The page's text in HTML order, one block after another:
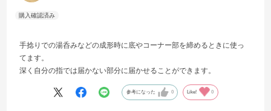
手捻りでの湯呑みなどの成形時に底やコーナー部を締めるときに使っ
てます。
深く自分の指では届かない部分に届かせることができます。
参考になった 0 Like! 0